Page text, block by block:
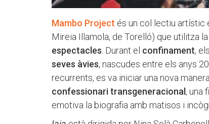
Mambo Project és un col·lectiu
Mireia Illamola, de Torelló) que utilitza la
espectacles . Durant el confinament,
seves àvies, nascudes entre els anys
recurrents, es va iniciar una nova
confessionari transgeneracional , una
emotiva la biografia amb matisos i